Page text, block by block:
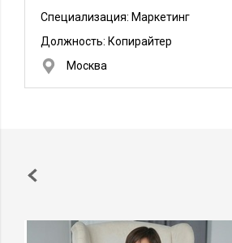
Специализация: Маркетинг
Должность: Копирайтер
Москва